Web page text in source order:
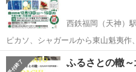
西鉄福岡（天神）駅
ピカソ、シャガールから東山魁夷
水彩、版画などを約120点を集めた
民ホールで開催されます。開催期間
福岡 福岡市 西鉄福岡（天
ふるさとの轍